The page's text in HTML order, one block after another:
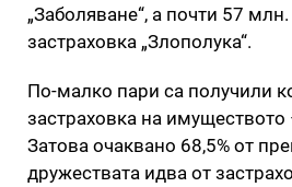
„Заболяване“, а почти 57
застраховка „Злополука“.
По-малко пари са получили
застраховка на
Затова очаквано 68,5% от
дружествата идва от